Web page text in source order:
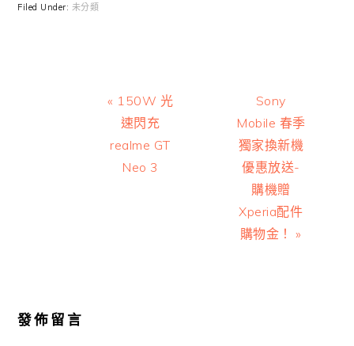
Filed Under: 未分類
Previous
Post:
« 150W 光
速閃充
realme GT
Neo 3
Next
Post:
Sony
Mobile 春季
獨家換新機
優惠放送-
購機贈
Xperia配件
購物金！ »
發佈留言